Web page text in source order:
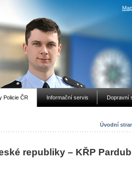
Policie ČR Informační servis Dopravní
Úvodní
republiky – KŘP